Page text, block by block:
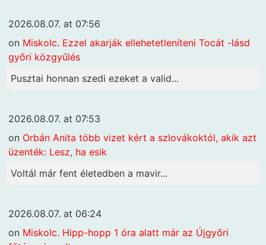
2026.08.07. at 07:56
on Miskolc. Ezzel akarják ellehetetleníteni Tocát -lásd
győri közgyűlés
Pusztai honnan szedi ezeket a valid...
2026.08.07. at 07:53
on Orbán Anita több vizet kért a szlovákoktól, akik azt
üzenték: Lesz, ha esik
Voltál már fent életedben a mavir...
2026.08.07. at 06:24
on Miskolc. Hipp-hopp 1 óra alatt már az Újgyőri